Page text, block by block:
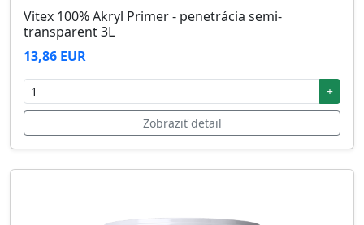
Vitex 100% Akryl Primer - penetrácia semi-
transparent 3L
13,86 EUR
+
Zobraziť detail